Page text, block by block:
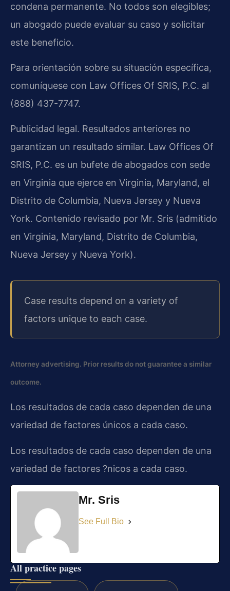
condena permanente. No todos son elegibles;
un abogado puede evaluar su caso y solicitar
este beneficio.
Para orientación sobre su situación específica,
comuníquese con Law Offices Of SRIS, P.C. al
(888) 437-7747.
Publicidad legal. Resultados anteriores no
garantizan un resultado similar. Law Offices Of
SRIS, P.C. es un bufete de abogados con sede
en Virginia que ejerce en Virginia, Maryland, el
Distrito de Columbia, Nueva Jersey y Nueva
York. Contenido revisado por Mr. Sris (admitido
en Virginia, Maryland, Distrito de Columbia,
Nueva Jersey y Nueva York).
Case results depend on a variety of
factors unique to each case.
Attorney advertising. Prior results do not guarantee a similar
outcome.
Los resultados de cada caso dependen de una
variedad de factores únicos a cada caso.
Los resultados de cada caso dependen de una
variedad de factores ?nicos a cada caso.
Mr. Sris
See Full Bio
All practice pages